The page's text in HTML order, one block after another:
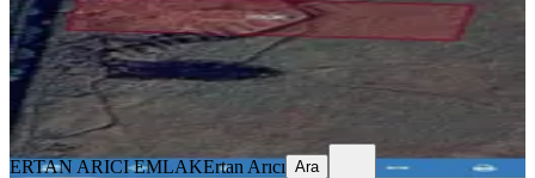
2.575.000 ₺
ERTAN ARICI EMLAKErtan Arıcı
Ara
ERTAN ARICI EMLAKErtan Arıcı Ara